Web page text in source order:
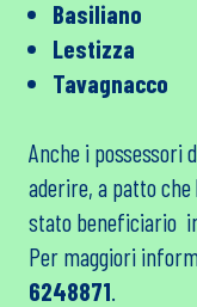
Basiliano
Lestizza
Tavagnacco
Anche i possessori
aderire, a patto che
stato beneficiario
Per maggiori
6248871